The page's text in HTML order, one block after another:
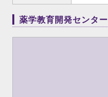
薬学教育開発センター